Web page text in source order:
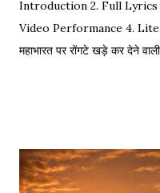
Introduction 2. Full Lyrics
Video Performance 4.
महाभारत पर रोंगटे खड़े कर देने
Explore our Best Hindi
Ras Kavitayein. तलवार, धनुष